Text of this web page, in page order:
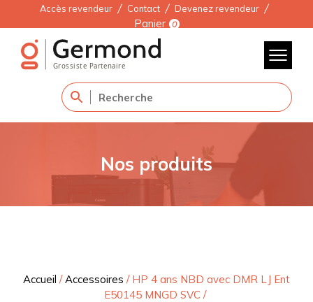
Accès revendeur Contact Devenez revendeur
Panier 0
Nos produits
Accueil /Accessoires / HP 4 ans NBD avec DMR LJ Ent
E50145 MNGD SVC /